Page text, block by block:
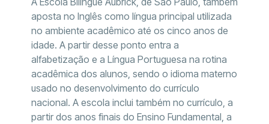
aposta no Inglês como língua principal utilizada
no ambiente acadêmico até os cinco anos de
idade. A partir desse ponto entra a
alfabetização e a Língua Portuguesa na rotina
acadêmica dos alunos, sendo o idioma materno
usado no desenvolvimento do currículo
nacional. A escola inclui também no currículo, a
partir dos anos finais do Ensino Fundamental, a